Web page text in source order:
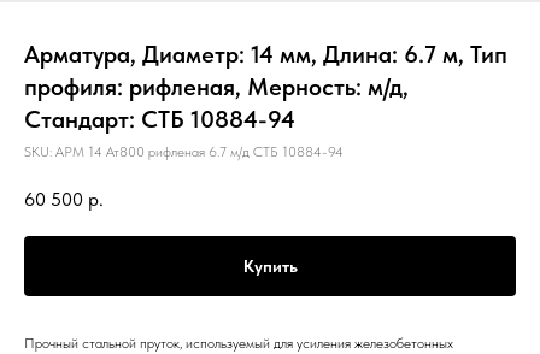
Арматура, Диаметр: 14 мм, Длина: 6.7 м, Тип
профиля: рифленая, Мерность: м/д,
Стандарт: СТБ 10884-94
SKU: АРМ 14 Ат800 рифленая 6.7 м/д СТБ 10884-94
60 500 р.
Купить
Прочный стальной пруток, используемый для усиления железобетонных